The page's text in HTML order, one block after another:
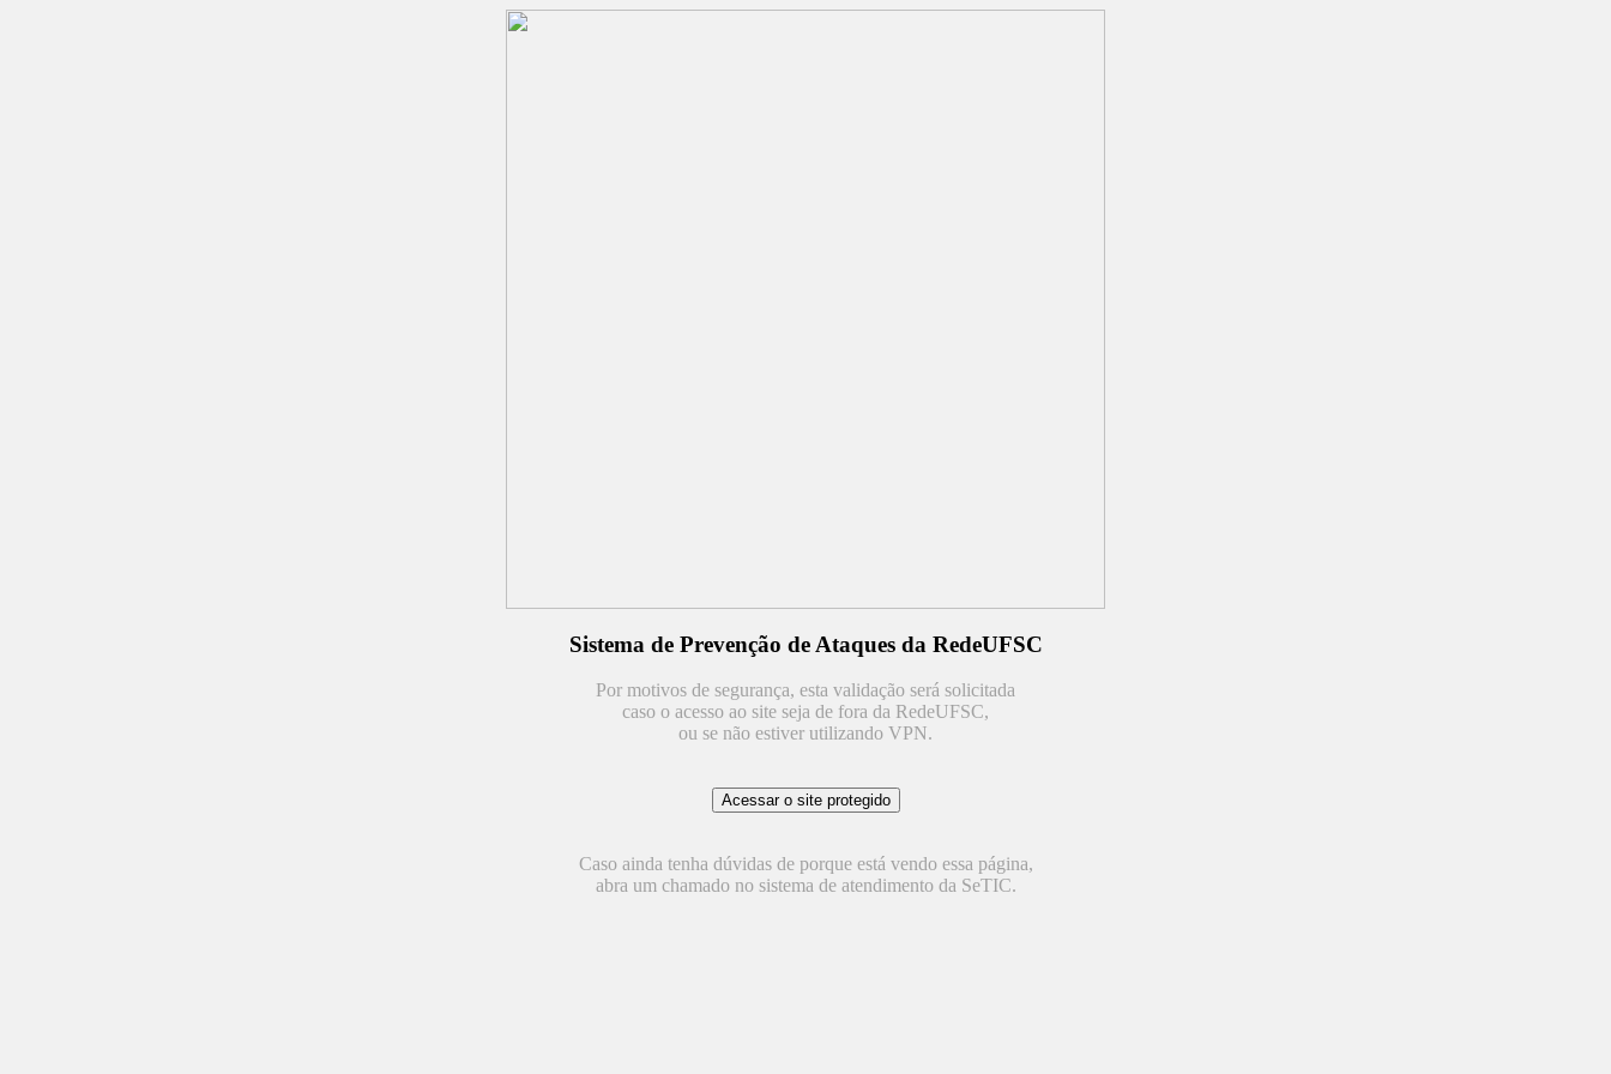
Sistema de Prevenção de Ataques da RedeUFSC
Por motivos de segurança, esta validação será solicitada
caso o acesso ao site seja de fora da RedeUFSC,
ou se não estiver utilizando VPN.
Caso ainda tenha dúvidas de porque está vendo essa página,
abra um chamado no sistema de atendimento da SeTIC.